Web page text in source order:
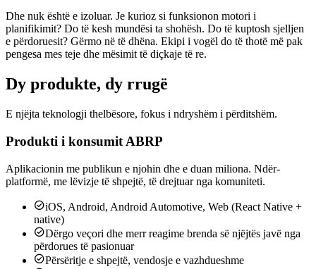
Dhe nuk është e izoluar. Je kurioz si funksionon motori i
planifikimit? Do të kesh mundësi ta shohësh. Do të kuptosh sjelljen
e përdoruesit? Gërmo në të dhëna. Ekipi i vogël do të thotë më pak
pengesa mes teje dhe mësimit të diçkaje të re.
Dy produkte, dy rrugë
E njëjta teknologji thelbësore, fokus i ndryshëm i përditshëm.
Produkti i konsumit ABRP
Aplikacionin me publikun e njohin dhe e duan miliona. Ndër-
platformë, me lëvizje të shpejtë, të drejtuar nga komuniteti.
iOS, Android, Android Automotive, Web (React Native +
native)
Dërgo veçori dhe merr reagime brenda së njëjtës javë nga
përdorues të pasionuar
Përsëritje e shpejtë, vendosje e vazhdueshme